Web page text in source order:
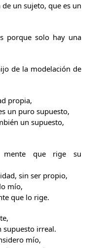
un sujeto, que es un
porque solo hay una
de la modelación de
propia,
un puro supuesto,
un supuesto,
que rige su
sin ser propio,
mío,
que lo rige.
supuesto irreal.
mío,